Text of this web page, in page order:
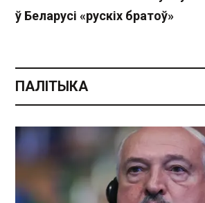
ў Беларусі «рускіх братоў»
ПАЛІТЫКА